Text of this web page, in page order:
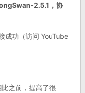
2.5.1，协
功（访问 YouTube
之前，提高了很